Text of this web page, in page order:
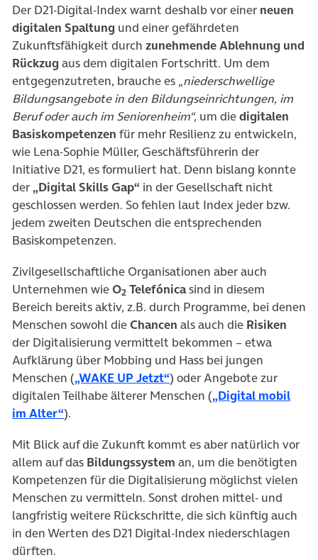
Der D21-Digital-Index warnt deshalb vor einer neuen
digitalen Spaltung und einer gefährdeten
Zukunftsfähigkeit durch zunehmende Ablehnung und
Rückzug aus dem digitalen Fortschritt. Um dem
entgegenzutreten, brauche es „niederschwellige
Bildungsangebote in den Bildungseinrichtungen, im
Beruf oder auch im Seniorenheim“, um diedigitalen
Basiskompetenzen für mehr Resilienz zu entwickeln,
wie Lena-Sophie Müller, Geschäftsführerin der
Initiative D21, es formuliert hat. Denn bislang konnte
der„Digital Skills Gap“ in der Gesellschaft nicht
geschlossen werden. So fehlen laut Index jeder bzw.
jedem zweiten Deutschen die entsprechenden
Basiskompetenzen.
Zivilgesellschaftliche Organisationen aber auch
Unternehmen wieO2 Telefónicasind in diesem
Bereich bereits aktiv, z.B. durch Programme, bei denen
Menschen sowohl dieChancen als auch die Risiken
der Digitalisierung vermittelt bekommen – etwa
Aufklärung über Mobbing und Hass bei jungen
Menschen („WAKE UP Jetzt“(öffnet in neuem Tab)
) oder Angebote zur
digitalen Teilhabe älterer Menschen („Digital mobil
im Alter“(öffnet in neuem Tab)
).
Mit Blick auf die Zukunft kommt es aber natürlich vor
allem auf das Bildungssystem an, um die benötigten
Kompetenzen für die Digitalisierung möglichst vielen
Menschen zu vermitteln. Sonst drohen mittel- und
langfristig weitere Rückschritte, die sich künftig auch
in den Werten des D21 Digital-Index niederschlagen
dürften.